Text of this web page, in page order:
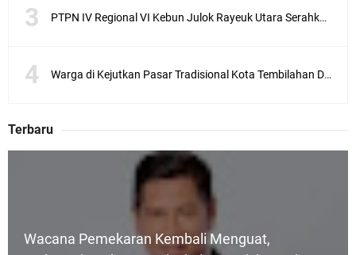
PTPN IV Regional VI Kebun Julok Rayeuk Utara Serahkan Bantuan Mesin Genset untuk Dayah Darul Fata
Warga di Kejutkan Pasar Tradisional Kota Tembilahan Dilalap Api Dini Hari
Terbaru
Wacana Pemekaran Kembali Menguat,